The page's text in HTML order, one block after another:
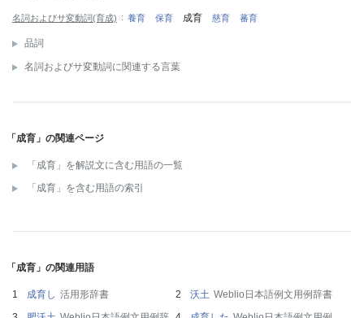
名詞およびサ変動詞(育成) 養育 保育 成育 慈育 蕃育
品詞
名詞およびサ変動詞に関連する言葉
「成育」の関連ページ
「成育」を解説文に含む用語の一覧
「成育」を含む用語の索引
「成育」の関連用語
成育し 活用形辞書 沃土 Weblio日本語例文用例辞書